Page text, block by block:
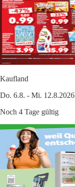
Kaufland
Do. 6.8. - Mi. 12.8.2026
Noch 4 Tage gültig